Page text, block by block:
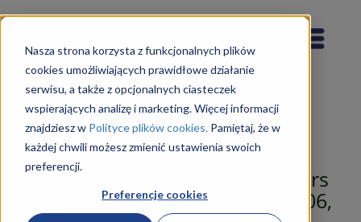
Nasza strona korzysta z funkcjonalnych plików
cookies umożliwiających prawidłowe działanie
serwisu, a także z opcjonalnych ciasteczek
wspierających analizę i marketing. Więcej informacji
znajdziesz w Polityce plików cookies.Pamiętaj, że w
każdej chwili możesz zmienić ustawienia swoich
preferencji.
Preferencje cookies
Technik Hotelarstwa 422402 (Kurs
Kwalifikacyjny Zawodowy: HGT.06,